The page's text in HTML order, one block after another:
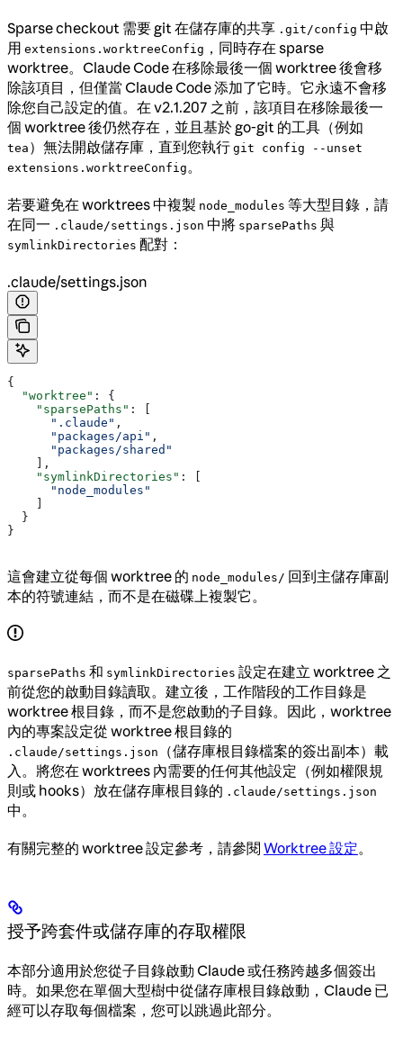
Sparse checkout 需要 git 在儲存庫的共享 .git/config 中啟
用 extensions.worktreeConfig ，同時存在 sparse
worktree。Claude Code 在移除最後一個 worktree 後會移
除該項目，但僅當 Claude Code 添加了它時。它永遠不會移
除您自己設定的值。在 v2.1.207 之前，該項目在移除最後一
個 worktree 後仍然存在，並且基於 go-git 的工具（例如
tea ）無法開啟儲存庫，直到您執行 git config --unset
extensions.worktreeConfig 。
若要避免在 worktrees 中複製 node_modules 等大型目錄，請
在同一 .claude/settings.json 中將 sparsePaths 與
symlinkDirectories 配對：
.claude/settings.json
{
  "worktree"
: {
    "sparsePaths"
: [
      ".claude"
,
      "packages/api"
,
      "packages/shared"
    ],
    "symlinkDirectories"
: [
      "node_modules"
    ]
  }
}
這會建立從每個 worktree 的 node_modules/ 回到主儲存庫副
本的符號連結，而不是在磁碟上複製它。
sparsePaths 和 symlinkDirectories 設定在建立 worktree 之
前從您的啟動目錄讀取。建立後，工作階段的工作目錄是
worktree 根目錄，而不是您啟動的子目錄。因此，worktree
內的專案設定從 worktree 根目錄的
.claude/settings.json
（儲存庫根目錄檔案的簽出副本）載
入。將您在 worktrees 內需要的任何其他設定（例如權限規
則或 hooks）放在儲存庫根目錄的 .claude/settings.json
中。
有關完整的 worktree 設定參考，請參閱 Worktree 設定。
授予跨套件或儲存庫的存取權限
本部分適用於您從子目錄啟動 Claude 或任務跨越多個簽出
時。如果您在單個大型樹中從儲存庫根目錄啟動，Claude 已
經可以存取每個檔案，您可以跳過此部分。